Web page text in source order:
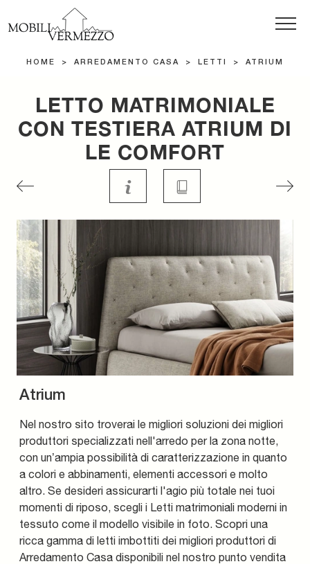
HOME > ARREDAMENTO CASA > LETTI > ATRIUM
LETTO MATRIMONIALE
CON TESTIERA ATRIUM DI
LE COMFORT
Atrium
Nel nostro sito troverai le migliori soluzioni dei migliori
produttori specializzati nell'arredo per la zona notte,
con un’ampia possibilità di caratterizzazione in quanto
a colori e abbinamenti, elementi accessori e molto
altro. Se desideri assicurarti l'agio più totale nei tuoi
momenti di riposo, scegli i Letti matrimoniali moderni in
tessuto come il modello visibile in foto. Scopri una
ricca gamma di letti imbottiti dei migliori produttori di
Arredamento Casa disponibili nel nostro punto vendita